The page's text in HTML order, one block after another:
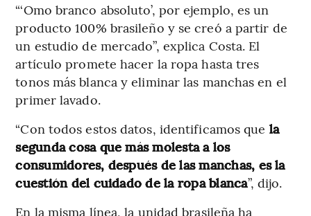
“‘Omo branco absoluto’, por ejemplo, es un
producto 100% brasileño y se creó a partir de
un estudio de mercado”, explica Costa. El
artículo promete hacer la ropa hasta tres
tonos más blanca y eliminar las manchas en el
primer lavado.
“Con todos estos datos, identificamos que la
segunda cosa que más molesta a los
consumidores, después de las manchas, es la
cuestión del cuidado de la ropa blanca”, dijo.
En la misma línea, la unidad brasileña ha